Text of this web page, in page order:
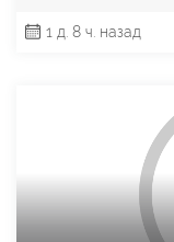
1 д. 8 ч. назад